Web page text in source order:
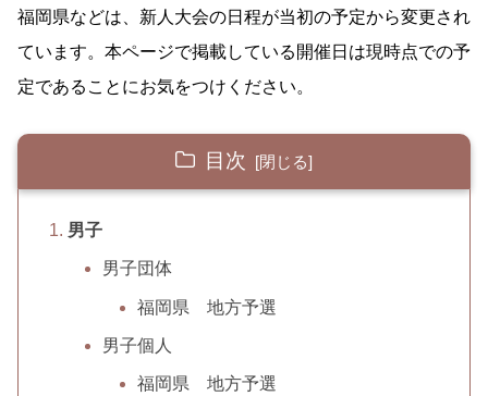
福岡県などは、新人大会の日程が当初の予定から変更され
ています。本ページで掲載している開催日は現時点での予
定であることにお気をつけください。
目次
男子
男子団体
福岡県 地方予選
男子個人
福岡県 地方予選